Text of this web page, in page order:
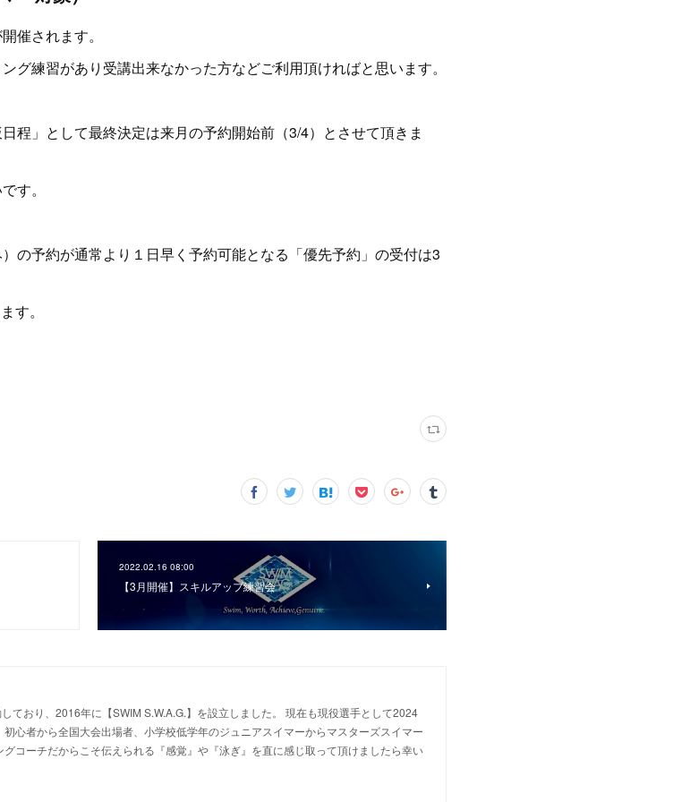
催されます。
グ練習があり受講出来なかった方などご利用頂ければと思います。
程」として最終決定は来月の予約開始前（3/4）とさせて頂きま
す。
の予約が通常より１日早く予約可能となる「優先予約」の受付は3
す。
2022.02.16 08:00
【3月開催】スキルアップ練習会
ており、2016年に【SWIM S.W.A.G.】を設立しました。 現在も現役選手として2024
心者から全国大会出場者、小学校低学年のジュニアスイマーからマスターズスイマー
コーチだからこそ伝えられる『感覚』や『泳ぎ』を直に感じ取って頂けましたら幸い